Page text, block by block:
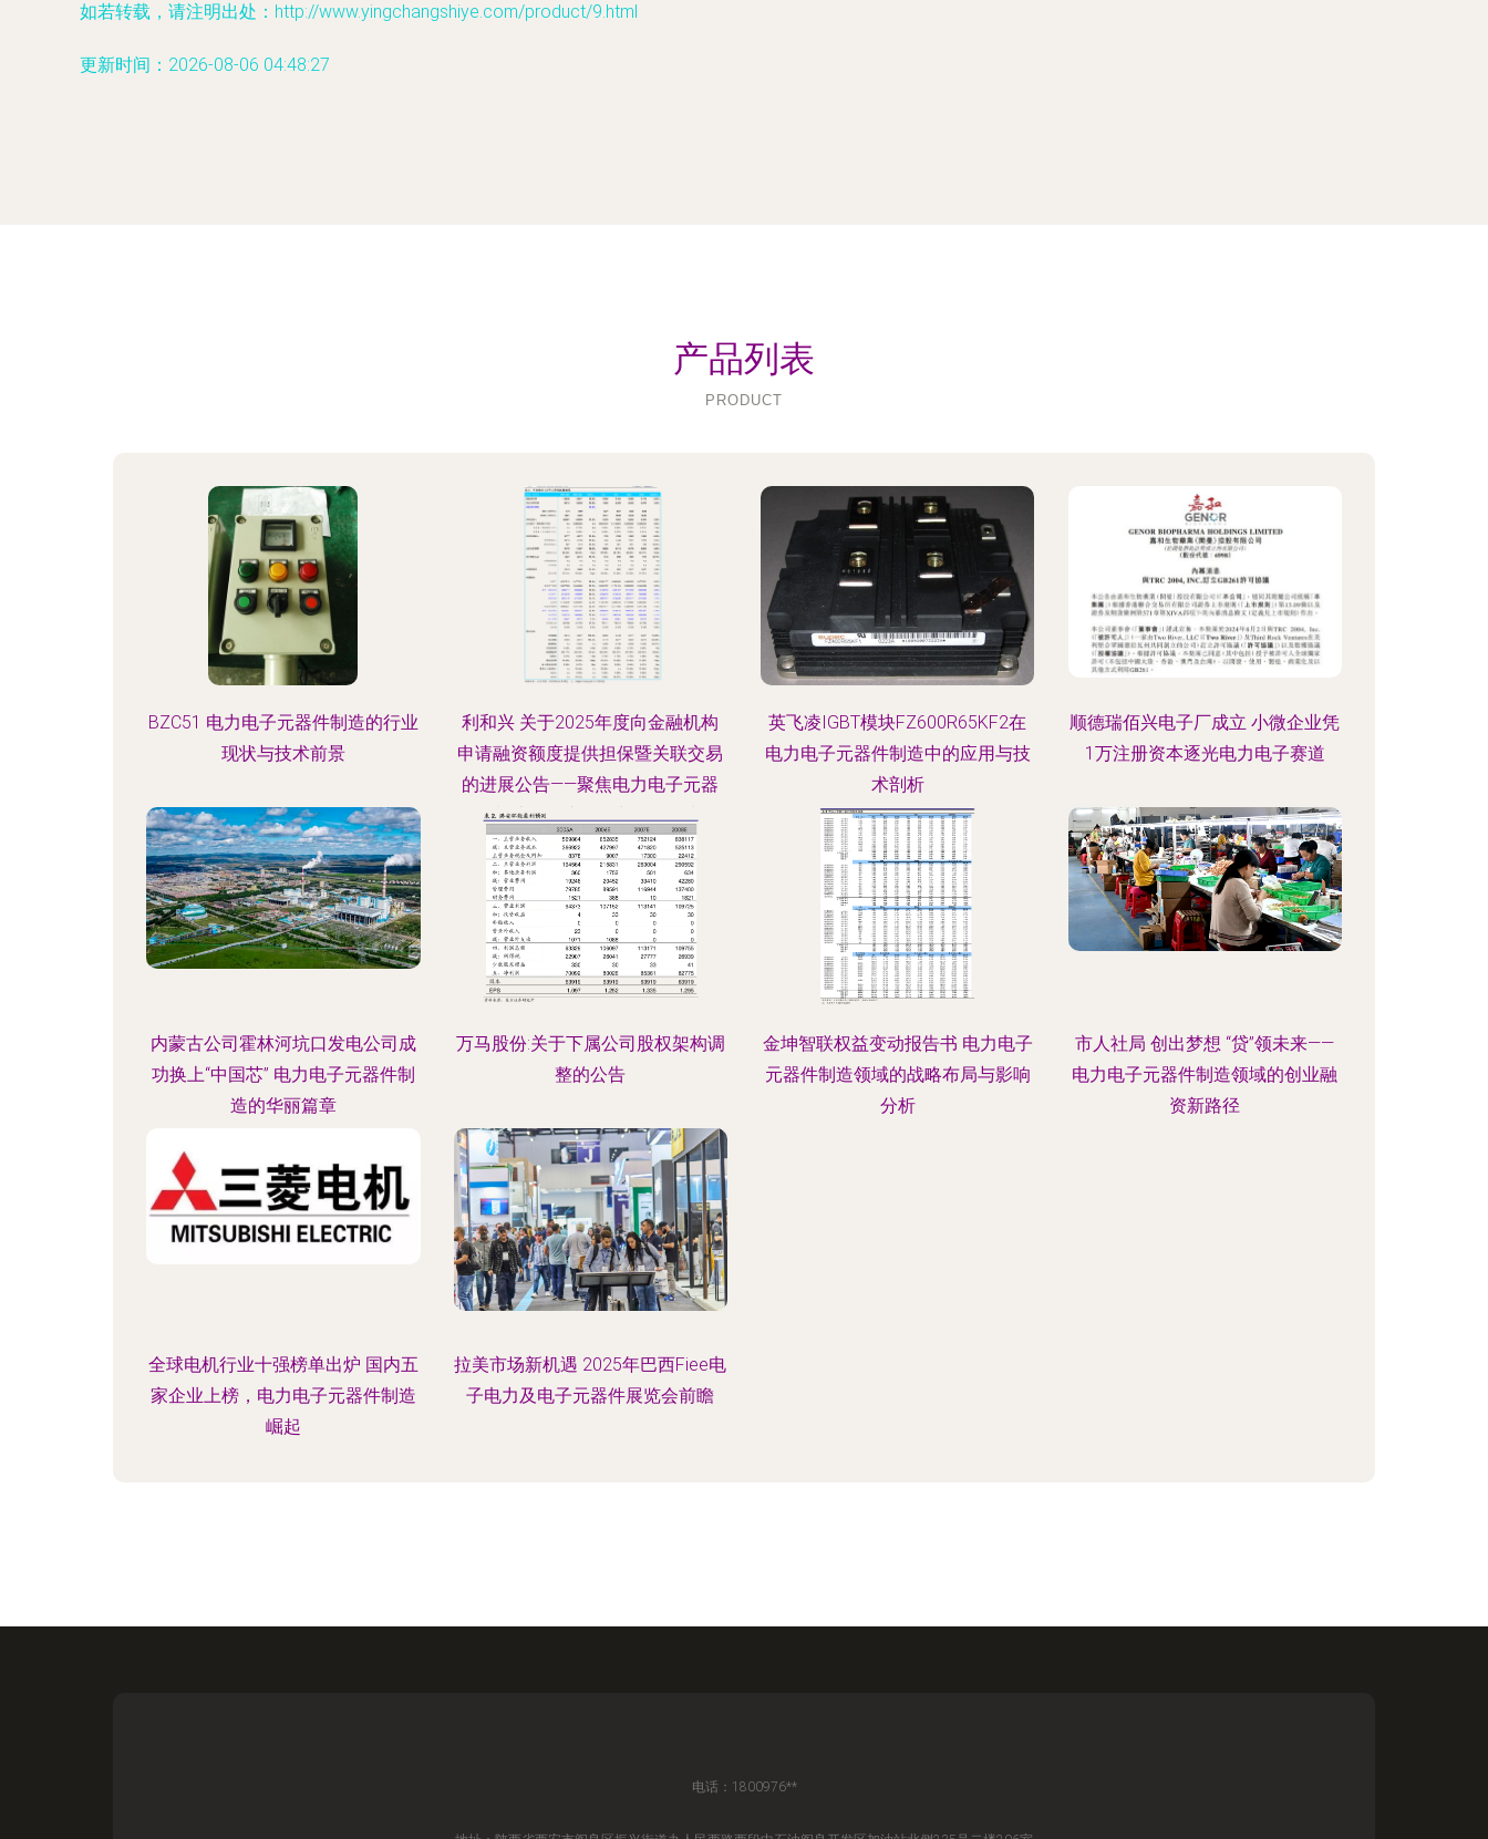
如若转载，请注明出处：http://www.yingchangshiye.com/product/9.html
更新时间：2026-08-06 04:48:27
产品列表
PRODUCT
BZC51 电力电子元器件制造的行业
现状与技术前景
利和兴 关于2025年度向金融机构
申请融资额度提供担保暨关联交易
的进展公告——聚焦电力电子元器
件制造的资本运作与风险控制
英飞凌IGBT模块FZ600R65KF2在
电力电子元器件制造中的应用与技
术剖析
顺德瑞佰兴电子厂成立 小微企业凭
1万注册资本逐光电力电子赛道
内蒙古公司霍林河坑口发电公司成
功换上“中国芯” 电力电子元器件制
造的华丽篇章
万马股份:关于下属公司股权架构调
整的公告
金坤智联权益变动报告书 电力电子
元器件制造领域的战略布局与影响
分析
市人社局 创出梦想 “贷”领未来——
电力电子元器件制造领域的创业融
资新路径
全球电机行业十强榜单出炉 国内五
家企业上榜，电力电子元器件制造
崛起
拉美市场新机遇 2025年巴西Fiee电
子电力及电子元器件展览会前瞻
电话：1800976**